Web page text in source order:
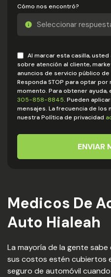
Cómo nos encontró?
Al marcar esta casilla,
sobre atención al cliente,
anuncios de servicio público
Responda STOP para optar
momento. Para obtener ayuda,
305-858-8845. Pueden
mensajes. La frecuencia de los
nuestra Política de privacidad
ENVIAR
Medicos De
Auto Hialeah
La mayoría de la gente
sus costos estén cubiertos
seguro de automóvil